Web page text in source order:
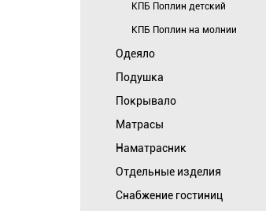
КПБ Поплин детский
КПБ Поплин на молнии
Одеяло
Подушка
Покрывало
Матрасы
Наматрасник
Отдельные изделия
Cнабжение гостиниц